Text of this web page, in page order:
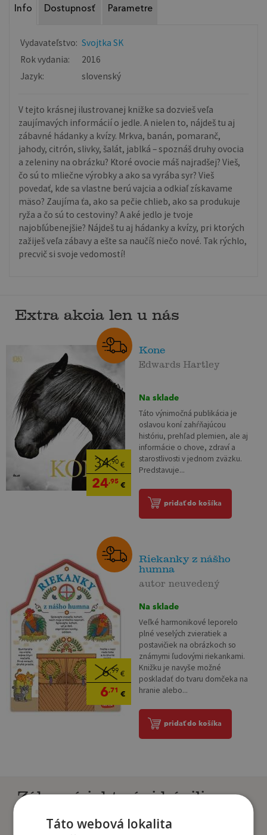
Info Dostupnosť Parametre
Vydavateľstvo: Svojtka SK
Rok vydania:
2016
Jazyk:
slovenský
V tejto krásnej ilustrovanej knižke sa dozvieš veľa
zaujímavých informácií o jedle. A nielen to, nájdeš tu aj
zábavné hádanky a kvízy. Mrkva, banán, pomaranč,
jahody, citrón, slivky, šalát, jablká – spoznáš druhy ovocia
a zeleniny na obrázku? Ktoré ovocie máš najradšej? Vieš,
čo sú to mliečne výrobky a ako sa vyrába syr? Vieš
povedať, kde sa vlastne berú vajcia a odkiaľ získavame
mäso? Zaujíma ťa, ako sa pečie chlieb, ako sa produkuje
ryža a čo sú to cestoviny? A aké jedlo je tvoje
najobľúbenejšie? Nájdeš tu aj hádanky a kvízy, pri ktorých
zažiješ veľa zábavy a ešte sa naučíš niečo nové. Tak rýchlo,
precvič si svoje vedomostí!
Extra akcia len u nás
34,90€
24,95€
Kone
Edwards Hartley
Na sklade
Táto výnimočná publikácia je
oslavou koní zahŕňajúcou
históriu, prehľad plemien, ale aj
informácie o chove, zdraví a
starostlivosti v jednom zväzku.
Predstavuje...
pridať do košíka
6,99 €
6,71 €
Riekanky z nášho
humna
autor neuvedený
Na sklade
Veľké harmonikové leporelo
plné veselých zvieratiek a
postavičiek na obrázkoch so
známymi ľudovými riekankami.
Knižku je navyše možné
poskladať do tvaru domčeka na
hranie alebo...
pridať do košíka
Zákazníci, ktorí si kúpili
Táto webová lokalita